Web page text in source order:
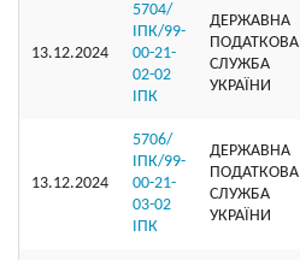
13.12.2024
5704/
ІПК/99-
00-21-
02-02
ІПК
ДЕРЖАВНА
ПОДАТКОВА
СЛУЖБА
УКРАЇНИ
13.12.2024
5706/
ІПК/99-
00-21-
03-02
ІПК
ДЕРЖАВНА
ПОДАТКОВА
СЛУЖБА
УКРАЇНИ